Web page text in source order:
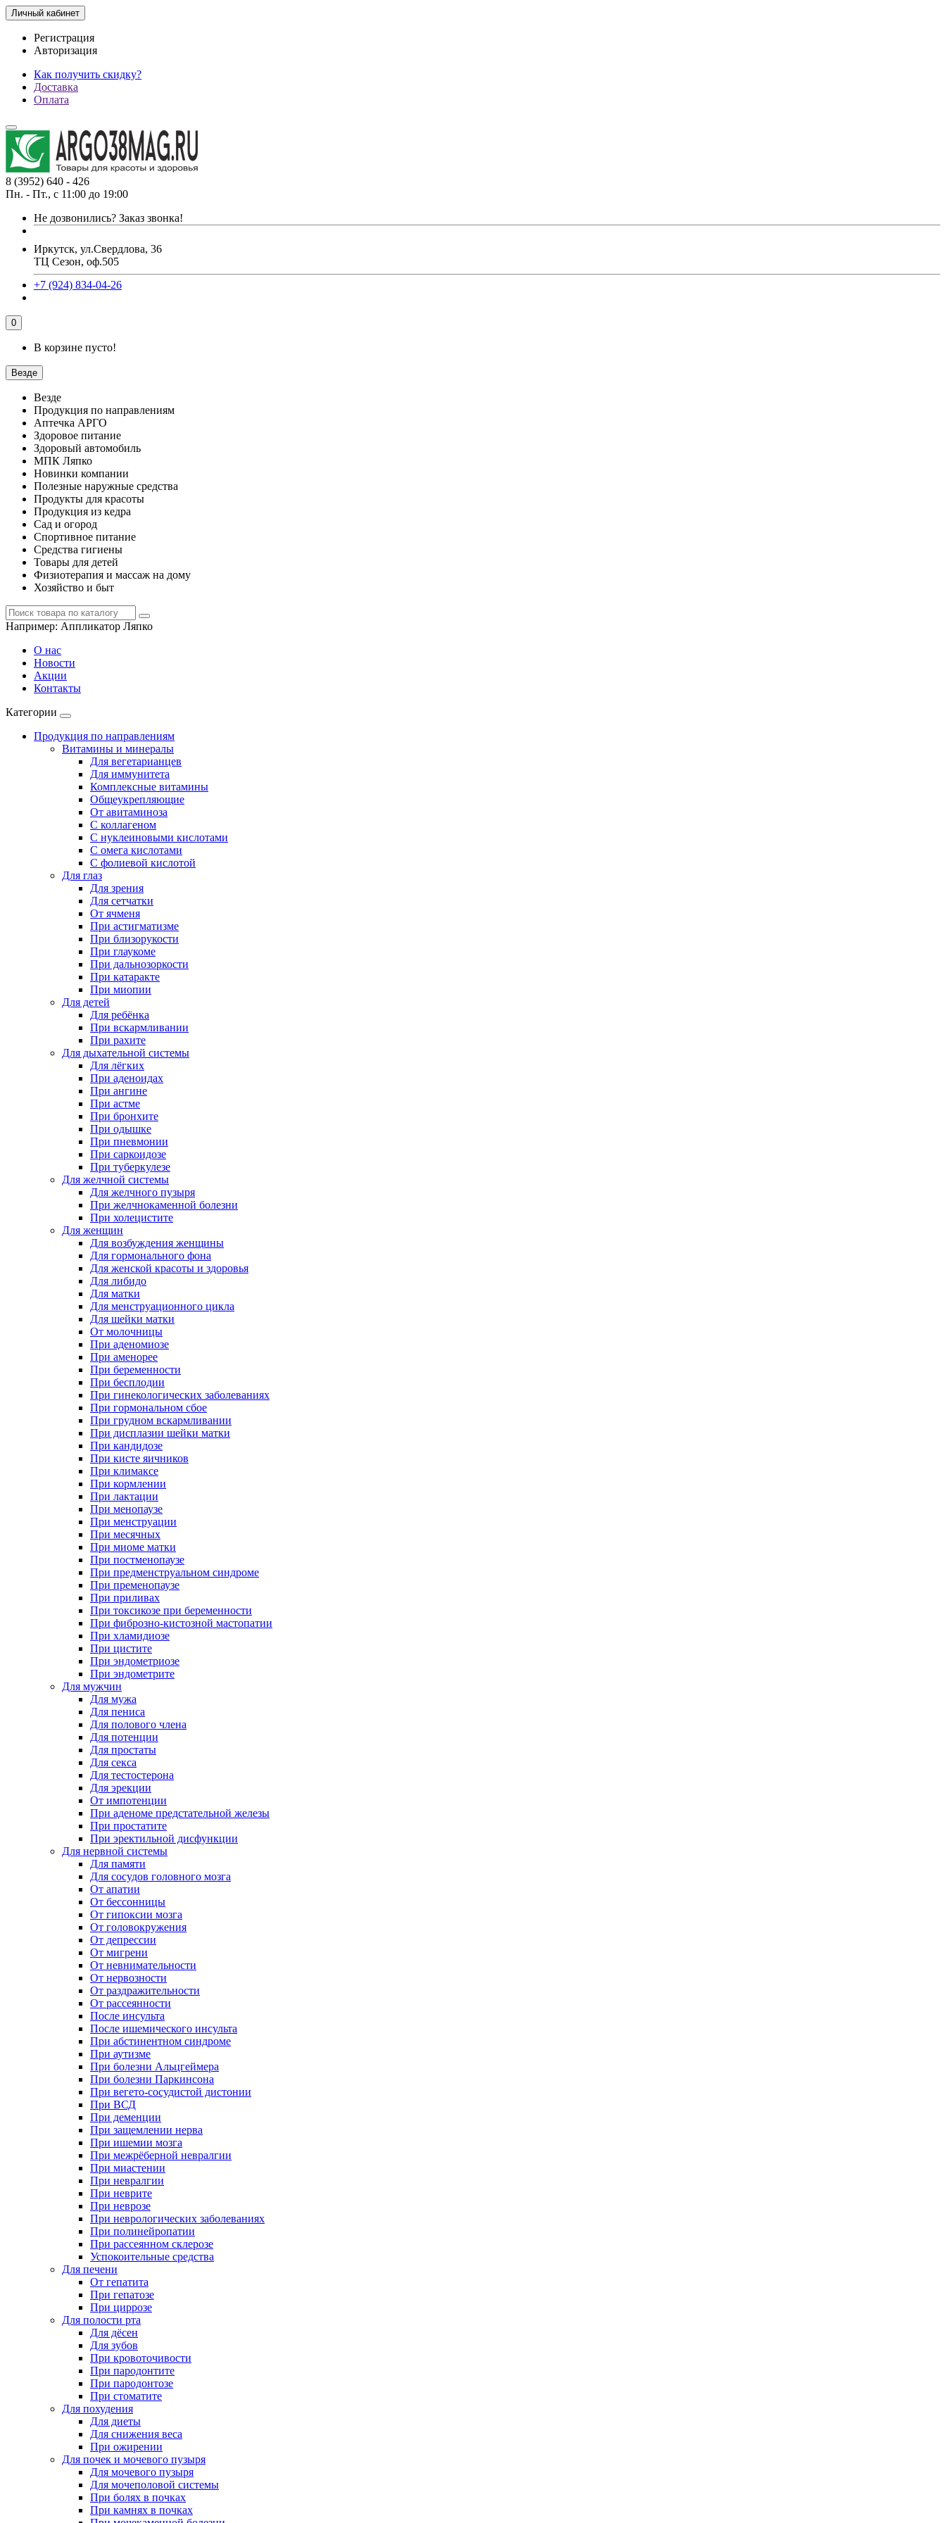
Личный кабинет
Регистрация
Авторизация
Как получить скидку?
Доставка
Оплата
8 (3952) 640 - 426
Пн. - Пт., с 11:00 до 19:00
Не дозвонились? Заказ звонка!
Иркутск, ул.Свердлова, 36
ТЦ Сезон, оф.505
+7 (924) 834-04-26
0
В корзине пусто!
Везде
Везде
Продукция по направлениям
Аптечка АРГО
Здоровое питание
Здоровый автомобиль
МПК Ляпко
Новинки компании
Полезные наружные средства
Продукты для красоты
Продукция из кедра
Сад и огород
Спортивное питание
Средства гигиены
Товары для детей
Физиотерапия и массаж на дому
Хозяйство и быт
Например: Аппликатор Ляпко
О нас
Новости
Акции
Контакты
Категории
Продукция по направлениям
Витамины и минералы
Для вегетарианцев
Для иммунитета
Комплексные витамины
Общеукрепляющие
От авитаминоза
С коллагеном
С нуклеиновыми кислотами
С омега кислотами
С фолиевой кислотой
Для глаз
Для зрения
Для сетчатки
От ячменя
При астигматизме
При близорукости
При глаукоме
При дальнозоркости
При катаракте
При миопии
Для детей
Для ребёнка
При вскармливании
При рахите
Для дыхательной системы
Для лёгких
При аденоидах
При ангине
При астме
При бронхите
При одышке
При пневмонии
При саркоидозе
При туберкулезе
Для желчной системы
Для желчного пузыря
При желчнокаменной болезни
При холецистите
Для женщин
Для возбуждения женщины
Для гормонального фона
Для женской красоты и здоровья
Для либидо
Для матки
Для менструационного цикла
Для шейки матки
От молочницы
При аденомиозе
При аменорее
При беременности
При бесплодии
При гинекологических заболеваниях
При гормональном сбое
При грудном вскармливании
При дисплазии шейки матки
При кандидозе
При кисте яичников
При климаксе
При кормлении
При лактации
При менопаузе
При менструации
При месячных
При миоме матки
При постменопаузе
При предменструальном синдроме
При пременопаузе
При приливах
При токсикозе при беременности
При фиброзно-кистозной мастопатии
При хламидиозе
При цистите
При эндометриозе
При эндометрите
Для мужчин
Для мужа
Для пениса
Для полового члена
Для потенции
Для простаты
Для секса
Для тестостерона
Для эрекции
От импотенции
При аденоме предстательной железы
При простатите
При эректильной дисфункции
Для нервной системы
Для памяти
Для сосудов головного мозга
От апатии
От бессонницы
От гипоксии мозга
От головокружения
От депрессии
От мигрени
От невнимательности
От нервозности
От раздражительности
От рассеянности
После инсульта
После ишемического инсульта
При абстинентном синдроме
При аутизме
При болезни Альцгеймера
При болезни Паркинсона
При вегето-сосудистой дистонии
При ВСД
При деменции
При защемлении нерва
При ишемии мозга
При межрёберной невралгии
При миастении
При невралгии
При неврите
При неврозе
При неврологических заболеваниях
При полинейропатии
При рассеянном склерозе
Успокоительные средства
Для печени
От гепатита
При гепатозе
При циррозе
Для полости рта
Для дёсен
Для зубов
При кровоточивости
При пародонтите
При пародонтозе
При стоматите
Для похудения
Для диеты
Для снижения веса
При ожирении
Для почек и мочевого пузыря
Для мочевого пузыря
Для мочеполовой системы
При болях в почках
При камнях в почках